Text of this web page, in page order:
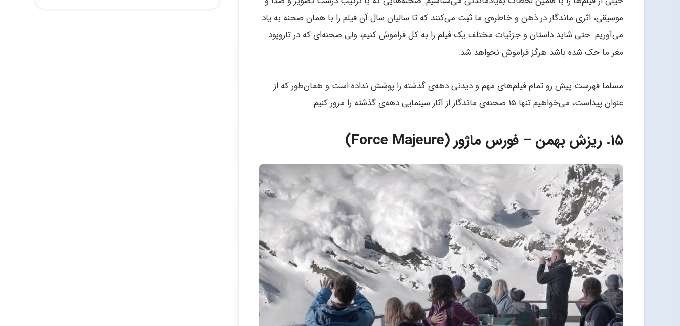
موسیقی، اثری ماندگار در ذهن و خاطره‌ی ما ثبت می‌کنند که تا سالیان سال آن فیلم را با همان صحنه به یاد
می‌آوریم. حتی شاید داستان و جزئیات مختلف یک فیلم را به کل فراموش کنیم، ولی صحنه‌ای که در تار‌وپود
مغز ما حک شده باشد هرگز فراموش نخواهد شد.
مسلما فهرست پیش رو تمام فیلم‌های مهم و دیدنی دهه‌ی گذشته را پوشش نداده است و همان‌طور که از
عنوان پیداست، می‌خواهیم تنها ۱۵ صحنه‌ی ماندگار از آثار سینمایی دهه‌ی گذشته را مرور کنیم.
۱۵. ریزش بهمن – فورس ماژور (Force Majeure)